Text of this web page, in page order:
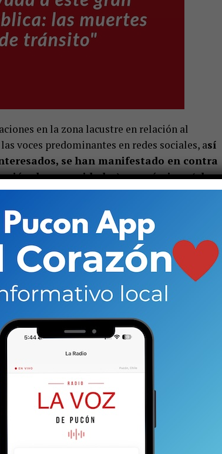
en la zona lacustre en relación al
voces predominantes en redes sociales, así
se han manifestado en contra
de comunidades), económicas (el
(la posibilidad de que la industria
y, por cierto, valen la pena escuchar y
Hay otras que, aunque menos
vez más. Y quienes así piensan, por
tienen la misma caja de resonancia.
o asambleas. Y así las cosas,
a favor podría estar uno no menor:
incómoda) que la actual ruta entre Freire y
por los fatales accidentes que allí
quedan al debe en relación a la tecnología
Es en este contexto que una doble vía
problema de salud pública: las muertes por